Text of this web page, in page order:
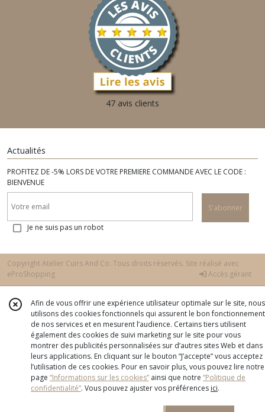
47 avis clients
Actualités
PROFITEZ DE -5% LORS DE VOTRE PREMIERE COMMANDE AVEC LE CODE :
BIENVENUE
S'abonner
Je ne suis pas un robot
Copyright Atelier Cuirs And Co. Tous droits réservés. Site réalisé avec
eProShopping
Accès gérant
Afin de vous offrir une expérience utilisateur optimale sur le site, nous
utilisons des cookies fonctionnels qui assurent le bon fonctionnement
de nos services et en mesurent l’audience. Certains tiers utilisent
également des cookies de suivi marketing sur le site pour vous
montrer des publicités personnalisées sur d’autres sites Web et dans
leurs applications. En cliquant sur le bouton “J’accepte” vous acceptez
l’utilisation de ces cookies. Pour en savoir plus, vous pouvez lire notre
page “Informations sur les cookies” ainsi que notre “Politique de
confidentialité“. Vous pouvez ajuster vos préférences ici.